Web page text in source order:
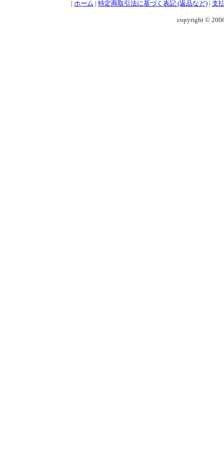
| ホーム | 特定商取引法に基づく表記 (返品など) | 支
copyright ©